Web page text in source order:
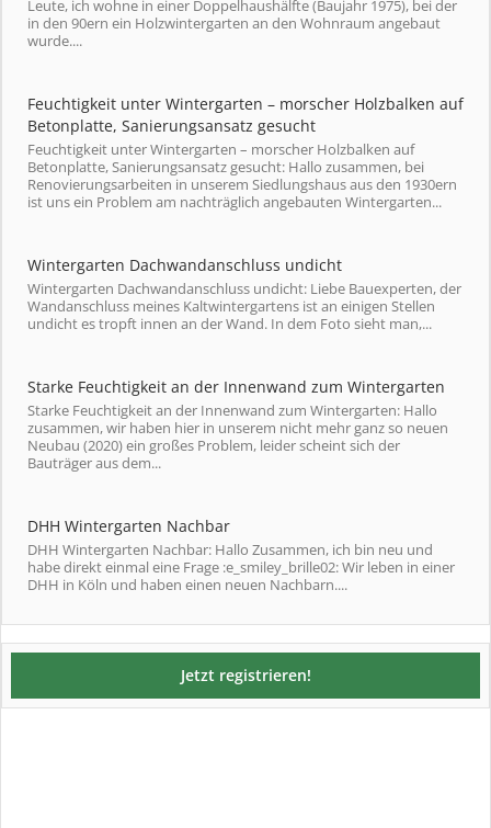
Leute, ich wohne in einer Doppelhaushälfte (Baujahr 1975), bei der
in den 90ern ein Holzwintergarten an den Wohnraum angebaut
wurde....
Feuchtigkeit unter Wintergarten – morscher Holzbalken auf
Betonplatte, Sanierungsansatz gesucht
Feuchtigkeit unter Wintergarten – morscher Holzbalken auf
Betonplatte, Sanierungsansatz gesucht: Hallo zusammen, bei
Renovierungsarbeiten in unserem Siedlungshaus aus den 1930ern
ist uns ein Problem am nachträglich angebauten Wintergarten...
Wintergarten Dachwandanschluss undicht
Wintergarten Dachwandanschluss undicht: Liebe Bauexperten, der
Wandanschluss meines Kaltwintergartens ist an einigen Stellen
undicht es tropft innen an der Wand. In dem Foto sieht man,...
Starke Feuchtigkeit an der Innenwand zum Wintergarten
Starke Feuchtigkeit an der Innenwand zum Wintergarten: Hallo
zusammen, wir haben hier in unserem nicht mehr ganz so neuen
Neubau (2020) ein großes Problem, leider scheint sich der
Bauträger aus dem...
DHH Wintergarten Nachbar
DHH Wintergarten Nachbar: Hallo Zusammen, ich bin neu und
habe direkt einmal eine Frage :e_smiley_brille02: Wir leben in einer
DHH in Köln und haben einen neuen Nachbarn....
Jetzt registrieren!